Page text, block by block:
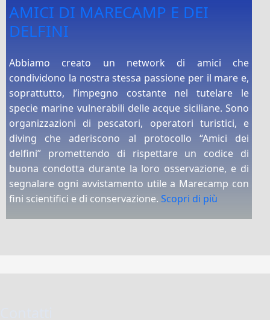
AMICI DI MARECAMP E DEI
DELFINI
Abbiamo creato un network di amici che
condividono la nostra stessa passione per il mare e,
soprattutto, l’impegno costante nel tutelare le
specie marine vulnerabili delle acque siciliane. Sono
organizzazioni di pescatori, operatori turistici, e
diving che aderiscono al protocollo “Amici dei
delfini” promettendo di rispettare un codice di
buona condotta durante la loro osservazione, e di
segnalare ogni avvistamento utile a Marecamp con
fini scientifici e di conservazione. Scopri di più